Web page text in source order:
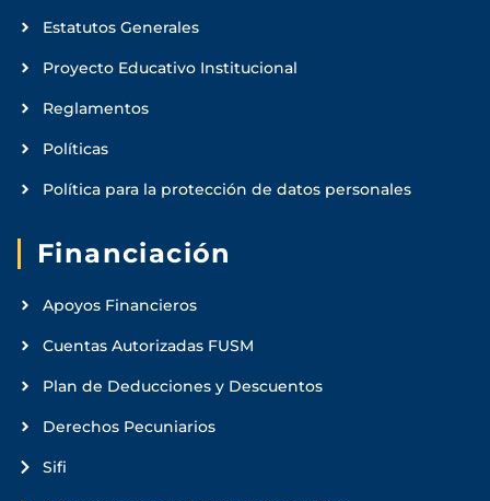
Estatutos Generales
Proyecto Educativo Institucional
Reglamentos
Políticas
Política para la protección de datos personales
Financiación
Apoyos Financieros
Cuentas Autorizadas FUSM
Plan de Deducciones y Descuentos
Derechos Pecuniarios
Sifi